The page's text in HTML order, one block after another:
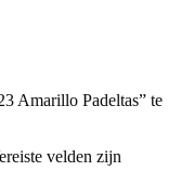
Amarillo Padeltas” te
velden zijn